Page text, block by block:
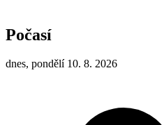
Počasí
dnes, pondělí 10. 8. 2026